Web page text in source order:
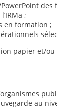
;
en formation ;
papier et/
au